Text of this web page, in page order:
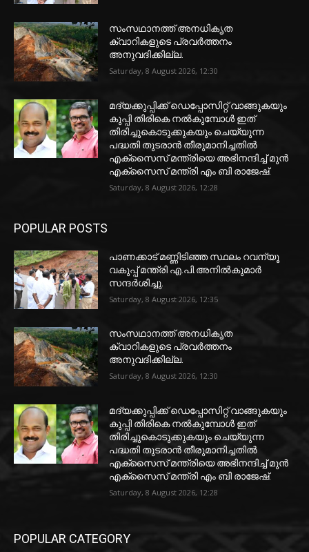
സംസഥാനത്ത് അനധികൃത
ക്വാറികളുടെ പ്രവര്‍ത്തനം
അനുവദിക്കില്ല.
Saturday, 8 August 2026, 12:30
മദ്യക്കുപ്പിക്ക് ഡെപ്പോസിറ്റ് വാങ്ങുകയും
കുപ്പി തിരികെ നല്‍കുമ്പോള്‍ ഇത്
തിരിച്ചുകൊടുക്കുകയും ചെയ്യുന്ന
പദ്ധതി തുടരാന്‍ തീരുമാനിച്ചതില്‍
എക്‌സൈസ് മന്ത്രിയെ അഭിനന്ദിച്ച് മുന്‍
എക്‌സൈസ് മന്ത്രി എം ബി രാജേഷ്.
Saturday, 8 August 2026, 12:28
POPULAR POSTS
പാണക്കാട് മണ്ണിടിഞ്ഞ സ്ഥലം റവന്യൂ
വകുപ്പ് മന്ത്രി എ.പി.അനിൽകുമാർ
സന്ദർശിച്ചു.
Saturday, 8 August 2026, 12:35
സംസഥാനത്ത് അനധികൃത
ക്വാറികളുടെ പ്രവര്‍ത്തനം
അനുവദിക്കില്ല.
Saturday, 8 August 2026, 12:30
മദ്യക്കുപ്പിക്ക് ഡെപ്പോസിറ്റ് വാങ്ങുകയും
കുപ്പി തിരികെ നല്‍കുമ്പോള്‍ ഇത്
തിരിച്ചുകൊടുക്കുകയും ചെയ്യുന്ന
പദ്ധതി തുടരാന്‍ തീരുമാനിച്ചതില്‍
എക്‌സൈസ് മന്ത്രിയെ അഭിനന്ദിച്ച് മുന്‍
എക്‌സൈസ് മന്ത്രി എം ബി രാജേഷ്.
Saturday, 8 August 2026, 12:28
POPULAR CATEGORY